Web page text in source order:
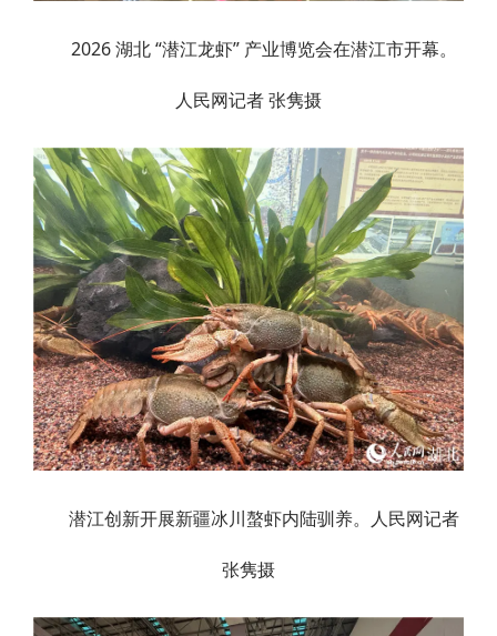
2026 湖北 “潜江龙虾” 产业博览会在潜江市开幕。
人民网记者 张隽摄
潜江创新开展新疆冰川螯虾内陆驯养。人民网记者
张隽摄